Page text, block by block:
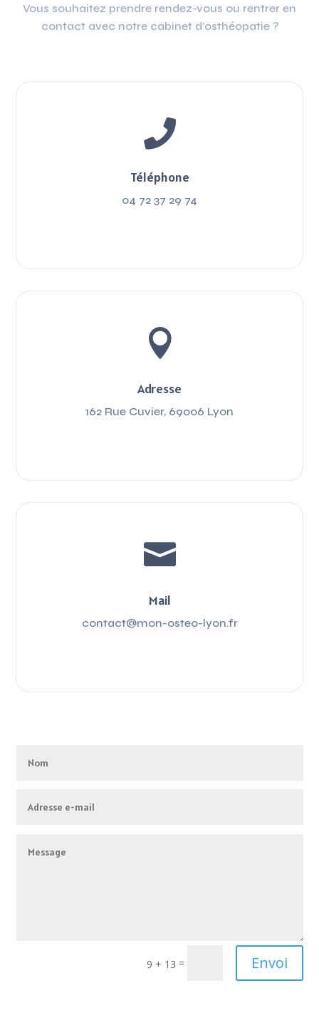
Vous souhaitez prendre rendez-vous ou rentrer en
contact avec notre cabinet d'osthéopatie ?

Téléphone
04 72 37 29 74

Adresse
162 Rue Cuvier, 69006 Lyon

Mail
contact@mon-osteo-lyon.fr
9 + 13 = Envoi